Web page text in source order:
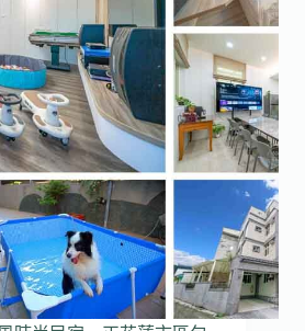
即
可
包
棟
｜
大
小
團
體
包
棟
｜
雙
包